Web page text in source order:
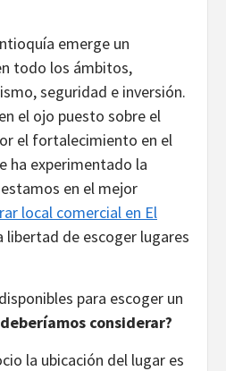
emerge un
todo los ámbitos,
seguridad e inversión.
el ojo puesto sobre el
el fortalecimiento en el
ha experimentado la
en el mejor
local comercial en El
libertad de escoger lugares
para escoger un
considerar?
la ubicación del lugar es